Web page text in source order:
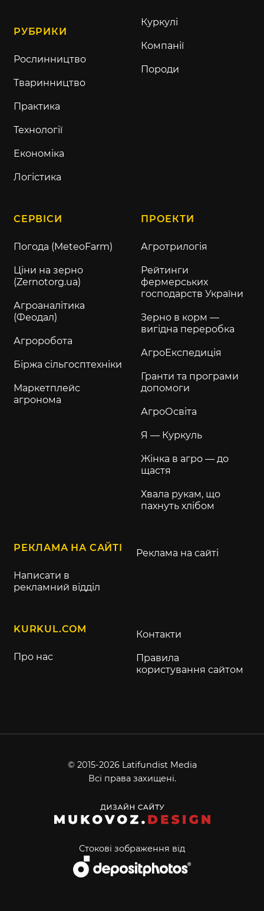
РУБРИКИ
Рослинництво
Тваринництво
Практика
Технології
Економіка
Логістика
Куркулі
Компанії
Породи
СЕРВІСИ
Погода (MeteoFarm)
Ціни на зерно
(Zernotorg.ua)
Агроаналітика
(Феодал)
Агроробота
Біржа сільгосптехніки
Маркетплейс
агронома
ПРОЕКТИ
Агротрилогія
Рейтинги
фермерських
господарств України
Зерно в корм —
вигідна переробка
АгроЕкспедиція
Гранти та програми
допомоги
АгроОсвіта
Я — Куркуль
Жінка в агро — до
щастя
Хвала рукам, що
пахнуть хлібом
РЕКЛАМА НА САЙТІ
Написати в
рекламний відділ
Реклама на сайті
KURKUL.COM
Про нас
Контакти
Правила
користування сайтом
© 2015-2026 Latifundist Media
Всі права захищені.
Стокові зображення від